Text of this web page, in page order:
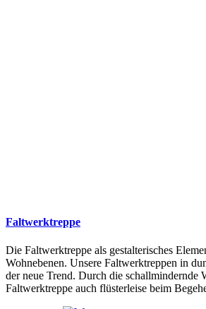
Faltwerktreppe
Die Faltwerktreppe als gestalterisches
Wohnebenen. Unsere Faltwerktreppen in
der neue Trend. Durch die schallmindernde
Faltwerktreppe auch flüsterleise beim